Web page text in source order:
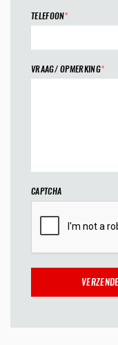
TELEFOON*
VRAAG/ OPMERKING*
CAPTCHA